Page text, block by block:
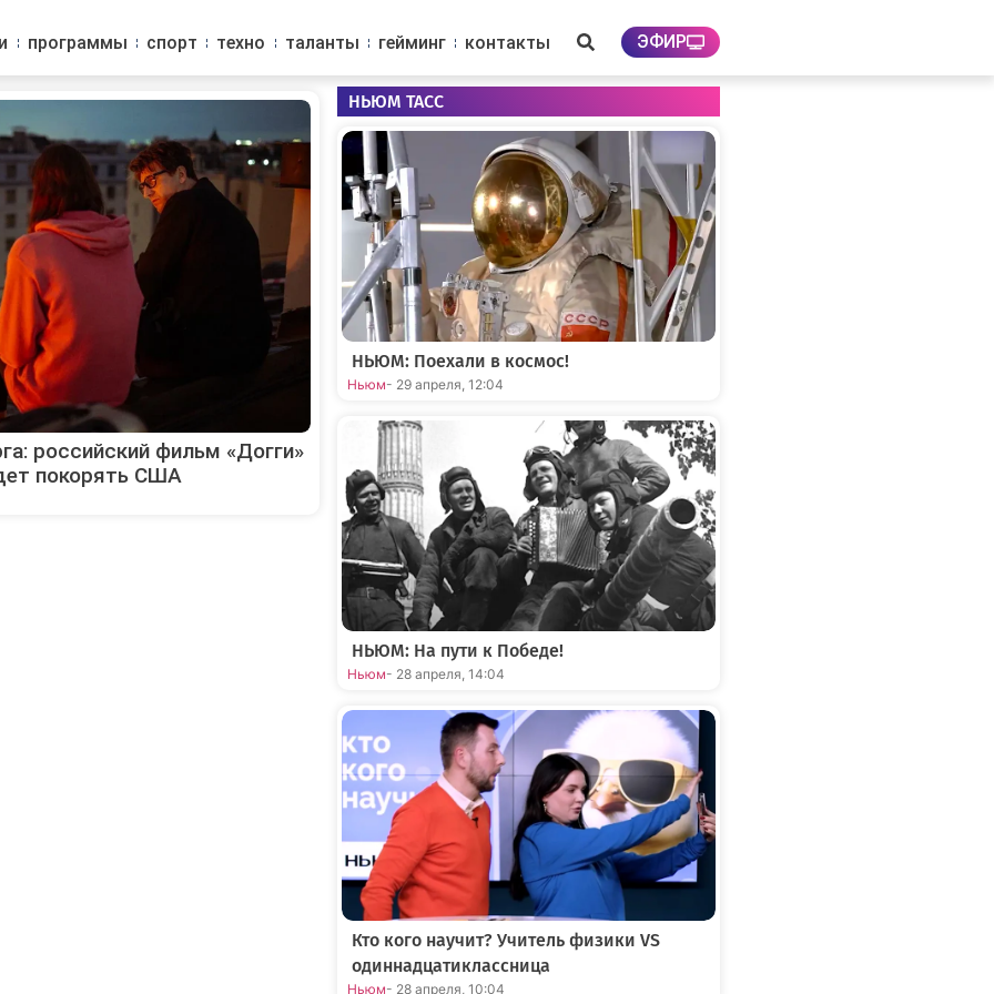
программы спорт техно таланты гейминг контакты ЭФИР
российский фильм «Догги»
покорять США
НЬЮМ ТАСС
НЬЮМ: Поехали в космос!
Ньюм- 29 апреля, 12:04
НЬЮМ: На пути к Победе!
Ньюм- 28 апреля, 14:04
Кто кого научит? Учитель физики VS
одиннадцатиклассница
Ньюм- 28 апреля, 10:04